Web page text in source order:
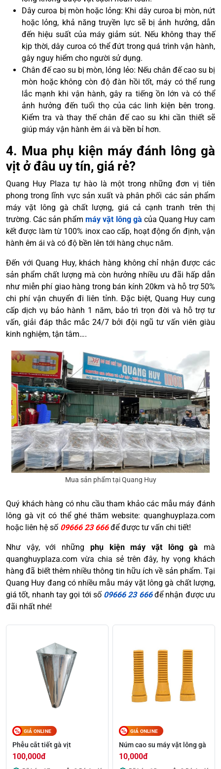
Dây curoa bị mòn hoặc lỏng: Khi dây curoa bị mòn, nứt
hoặc lỏng, khả năng truyền lực sẽ bị ảnh hưởng, dẫn
đến hiệu suất của máy giảm sút. Nếu không thay thế
kịp thời, dây curoa có thể đứt trong quá trình vận hành,
gây nguy hiểm cho người sử dụng.
Chân đế cao su bị mòn, lỏng lẻo: Nếu chân đế cao su bị
mòn hoặc không còn độ đàn hồi tốt, máy có thể rung
lắc mạnh khi vận hành, gây ra tiếng ồn lớn và có thể
ảnh hưởng đến tuổi thọ của các linh kiện bên trong.
Kiểm tra và thay thế chân đế cao su khi cần thiết sẽ
giúp máy vận hành êm ái và bền bỉ hơn.
4. Mua phụ kiện máy đánh lông gà
vịt ở đâu uy tín, giá rẻ?
Quang Huy Plaza tự hào là một trong những đơn vị tiên
phong trong lĩnh vực sản xuất và phân phối các sản phẩm
máy vặt lông gà chất lượng, giá cả cạnh tranh trên thị
trường. Các sản phẩmmáy vặt lông gà của Quang Huy cam
kết được làm từ 100% inox cao cấp, hoạt động ổn định, vận
hành êm ái và có độ bền lên tới hàng chục năm.
Đến với Quang Huy, khách hàng không chỉ nhận được các
sản phẩm chất lượng mà còn hưởng nhiều ưu đãi hấp dẫn
như miễn phí giao hàng trong bán kính 20km và hỗ trợ 50%
chi phí vận chuyển đi liên tỉnh. Đặc biệt, Quang Huy cung
cấp dịch vụ bảo hành 1 năm, bảo trì trọn đời và hỗ trợ tư
vấn, giải đáp thắc mắc 24/7 bởi đội ngũ tư vấn viên giàu
kinh nghiệm, tận tâm….
Mua sản phẩm tại Quang Huy
Quý khách hàng có nhu cầu tham khảo các mẫu máy đánh
lông gà vịt có thể ghé thăm website: quanghuyplaza.com
hoặc liên hệ số 09666 23 666 để được tư vấn chi tiết!
Như vậy, với những phụ kiện máy vặt lông gà mà
quanghuyplaza.com vừa chia sẻ trên đây, hy vọng khách
hàng đã biết thêm nhiều thông tin hữu ích về sản phẩm. Tại
Quang Huy đang có nhiều mẫu máy vặt lông gà chất lượng,
giá tốt, nhanh tay gọi tới số 09666 23 666 để nhận được ưu
đãi nhất nhé!
GIÁ ONLINE
Phễu cắt tiết gà vịt
100,000đ
GIÁ ONLINE
Núm cao su máy vặt lông gà
10,000đ